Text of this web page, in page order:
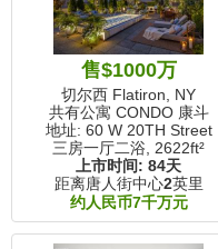
售$1000万
切尔西 Flatiron, NY
共有公寓 CONDO 康斗
地址: 60 W 20TH Street
三房一厅二浴, 2622ft²
上市时间: 84天
距离唐人街中心2英里
约人民币7千万元